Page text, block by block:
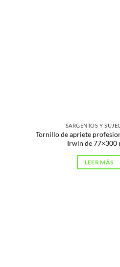
SARGENTOS Y
Tornillo de apriete
Irwin de 77×300
LEER MÁS